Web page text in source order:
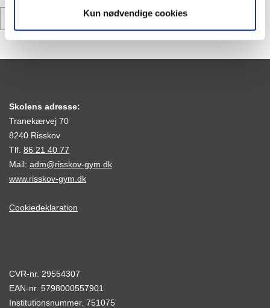
Kun nødvendige cookies
Skolens adresse:
Tranekærvej 70
8240 Risskov
Tlf. 86 21 40 77
Mail: adm@risskov-gym.dk
www.risskov-gym.dk
Cookiedeklaration
CVR-nr. 29554307
EAN-nr. 5798000557901
Institutionsnummer. 751075